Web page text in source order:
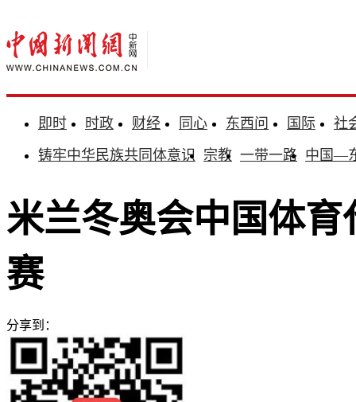
即时 时政 财经 同心 东西问 国际
社
铸牢中华民族共同体意识 宗教 一带一路 中国—
米兰冬奥会中国体
赛
分享到：